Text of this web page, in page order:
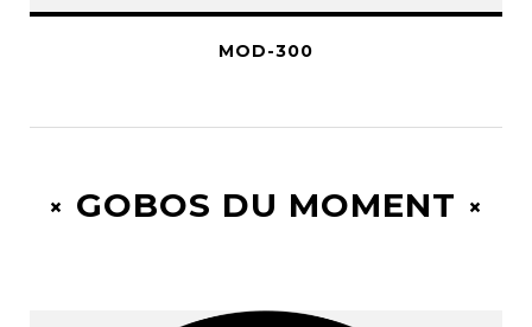
MOD-300
GOBOS DU MOMENT